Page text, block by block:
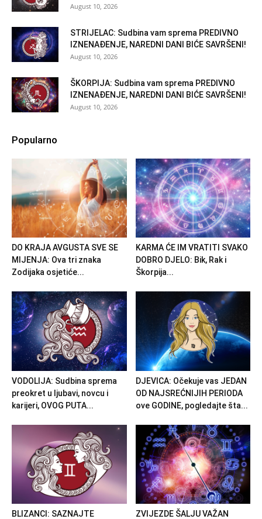
August 10, 2026
STRIJELAC: Sudbina vam sprema PREDIVNO
IZNENAĐENJE, NAREDNI DANI BIĆE SAVRŠENI!
August 10, 2026
ŠKORPIJA: Sudbina vam sprema PREDIVNO
IZNENAĐENJE, NAREDNI DANI BIĆE SAVRŠENI!
August 10, 2026
Popularno
DO KRAJA AVGUSTA SVE SE
MIJENJA: Ova tri znaka
Zodijaka osjetiće...
KARMA ĆE IM VRATITI SVAKO
DOBRO DJELO: Bik, Rak i
Škorpija...
VODOLIJA: Sudbina sprema
preokret u ljubavi, novcu i
karijeri, OVOG PUTA...
DJEVICA: Očekuje vas JEDAN
OD NAJSREĆNIJIH PERIODA
ove GODINE, pogledajte šta...
BLIZANCI: SAZNAJTE
ZVIJEZDE ŠALJU VAŽAN